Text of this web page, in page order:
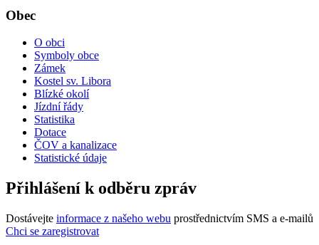
Obec
O obci
Symboly obce
Zámek
Kostel sv. Libora
Blízké okolí
Jízdní řády
Statistika
Dotace
ČOV a kanalizace
Statistické údaje
Přihlášení k odběru zpráv
Dostávejte informace z našeho webu prostřednictvím SMS a e-mailů
Chci se zaregistrovat